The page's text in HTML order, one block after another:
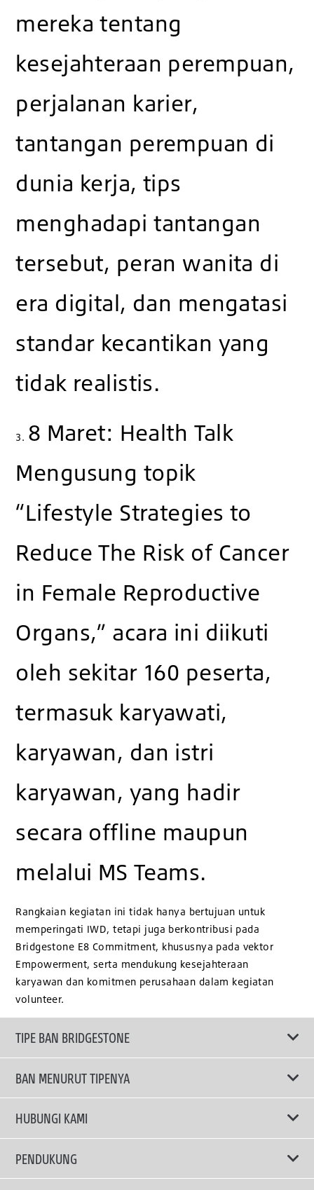
mereka tentang
kesejahteraan perempuan,
perjalanan karier,
tantangan perempuan di
dunia kerja, tips
menghadapi tantangan
tersebut, peran wanita di
era digital, dan mengatasi
standar kecantikan yang
tidak realistis.
3. 8 Maret: Health Talk
Mengusung topik
“Lifestyle Strategies to
Reduce The Risk of Cancer
in Female Reproductive
Organs,” acara ini diikuti
oleh sekitar 160 peserta,
termasuk karyawati,
karyawan, dan istri
karyawan, yang hadir
secara offline maupun
melalui MS Teams.
Rangkaian kegiatan ini tidak hanya bertujuan untuk
memperingati IWD, tetapi juga berkontribusi pada
Bridgestone E8 Commitment, khususnya pada vektor
Empowerment, serta mendukung kesejahteraan
karyawan dan komitmen perusahaan dalam kegiatan
volunteer.
TIPE BAN BRIDGESTONE
BAN MENURUT TIPENYA
Ban ENLITEN
Ban Performa
HUBUNGI KAMI
Email Kami
PENDUKUNG